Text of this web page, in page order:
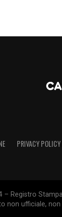
PRIVACY
Registro
non ufficiale,